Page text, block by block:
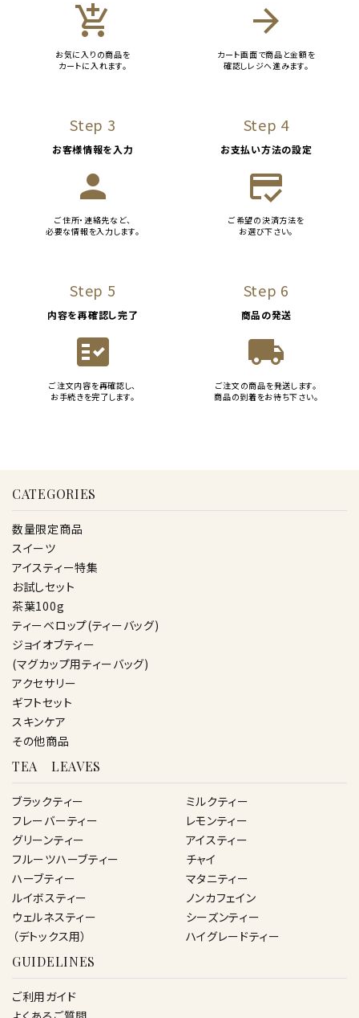
add_shopping_cart
お気に入りの商品を
カートに入れます。
arrow_forward
カート画面で商品と金額を
確認しレジへ進みます。
Step 3
お客様情報を入力
person
ご住所・連絡先など、
必要な情報を入力します。
Step 4
お支払い方法の設定
credit_score
ご希望の決済方法を
お選び下さい。
Step 5
内容を再確認し完了
fact_check
ご注文内容を再確認し、
お手続きを完了します。
Step 6
商品の発送
local_shipping
ご注文の商品を発送します。
商品の到着をお待ち下さい。
CATEGORIES
数量限定商品
スイーツ
アイスティー特集
お試しセット
茶葉100g
ティーベロップ(ティーバッグ)
ジョイオブティー
(マグカップ用ティーバッグ)
アクセサリー
ギフトセット
スキンケア
その他商品
TEA LEAVES
ブラックティー
フレーバーティー
グリーンティー
フルーツハーブティー
ハーブティー
ルイボスティー
ウェルネスティー
（デトックス用）
ミルクティー
レモンティー
アイスティー
チャイ
マタニティー
ノンカフェイン
シーズンティー
ハイグレードティー
GUIDELINES
ご利用ガイド